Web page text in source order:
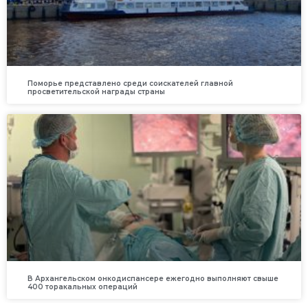
Поморье представлено среди соискателей главной
просветительской награды страны
В Архангельском онкодиспансере ежегодно выполняют свыше
400 торакальных операций